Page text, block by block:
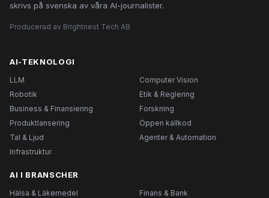
skrivs på svenska av våra AI-journalister.
Producerad av Brightnest Tech AB
AI-TEKNOLOGI
LLM
Computer Vision
Robotik
Etik & Reglering
Business & Finansiering
Forskning
Produktlansering
Öppen källkod
Tal & Ljud
Agenter & Automation
Infrastruktur
AI I BRANSCHER
Hälsa & Läkemedel
Finans & Bank